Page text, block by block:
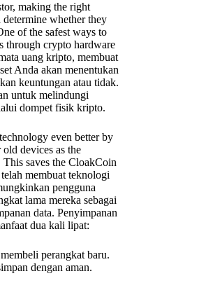
making the right
whether they
of the safest ways to
through crypto hardware
uang kripto, membuat
Anda akan menentukan
keuntungan atau tidak.
untuk melindungi
dompet fisik kripto.
even better by
devices as the
This saves the CloakCoin
membuat teknologi
pengguna
lama mereka sebagai
data. Penyimpanan
dua kali lipat:
perangkat baru.
dengan aman.